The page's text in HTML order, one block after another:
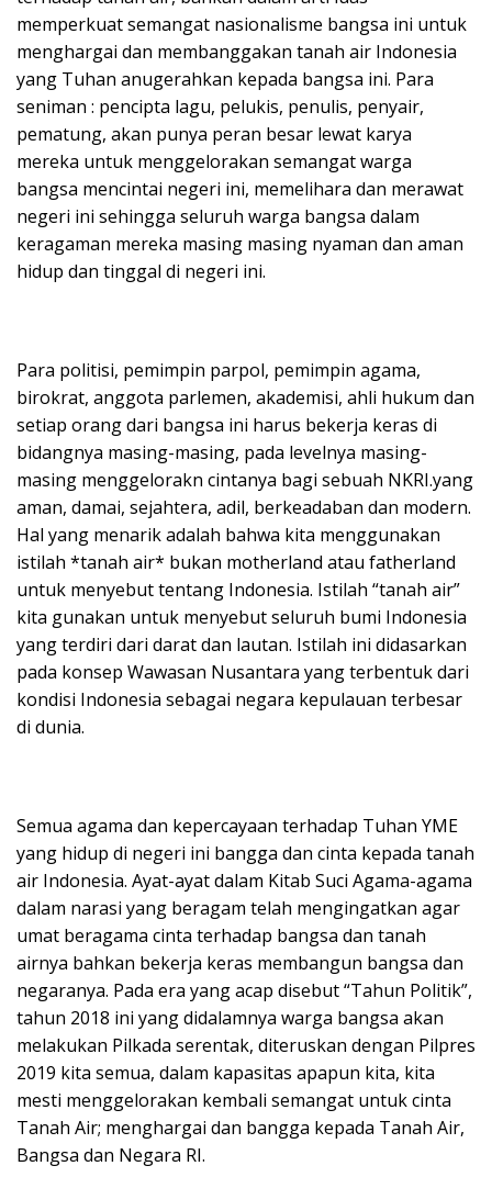
memperkuat semangat nasionalisme bangsa ini untuk
menghargai dan membanggakan tanah air Indonesia
yang Tuhan anugerahkan kepada bangsa ini. Para
seniman : pencipta lagu, pelukis, penulis, penyair,
pematung, akan punya peran besar lewat karya
mereka untuk menggelorakan semangat warga
bangsa mencintai negeri ini, memelihara dan merawat
negeri ini sehingga seluruh warga bangsa dalam
keragaman mereka masing masing nyaman dan aman
hidup dan tinggal di negeri ini.
Para politisi, pemimpin parpol, pemimpin agama,
birokrat, anggota parlemen, akademisi, ahli hukum dan
setiap orang dari bangsa ini harus bekerja keras di
bidangnya masing-masing, pada levelnya masing-
masing menggelorakn cintanya bagi sebuah NKRI.yang
aman, damai, sejahtera, adil, berkeadaban dan modern.
Hal yang menarik adalah bahwa kita menggunakan
istilah *tanah air* bukan motherland atau fatherland
untuk menyebut tentang Indonesia. Istilah “tanah air”
kita gunakan untuk menyebut seluruh bumi Indonesia
yang terdiri dari darat dan lautan. Istilah ini didasarkan
pada konsep Wawasan Nusantara yang terbentuk dari
kondisi Indonesia sebagai negara kepulauan terbesar
di dunia.
Semua agama dan kepercayaan terhadap Tuhan YME
yang hidup di negeri ini bangga dan cinta kepada tanah
air Indonesia. Ayat-ayat dalam Kitab Suci Agama-agama
dalam narasi yang beragam telah mengingatkan agar
umat beragama cinta terhadap bangsa dan tanah
airnya bahkan bekerja keras membangun bangsa dan
negaranya. Pada era yang acap disebut “Tahun Politik”,
tahun 2018 ini yang didalamnya warga bangsa akan
melakukan Pilkada serentak, diteruskan dengan Pilpres
2019 kita semua, dalam kapasitas apapun kita, kita
mesti menggelorakan kembali semangat untuk cinta
Tanah Air; menghargai dan bangga kepada Tanah Air,
Bangsa dan Negara RI.